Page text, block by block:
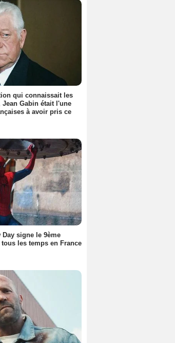
qui connaissait les
Gabin était l'une
à avoir pris ce
signe le 9ème
les temps en France